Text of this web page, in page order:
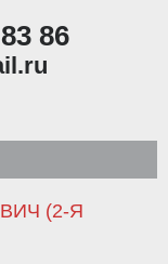
86
(2-Я